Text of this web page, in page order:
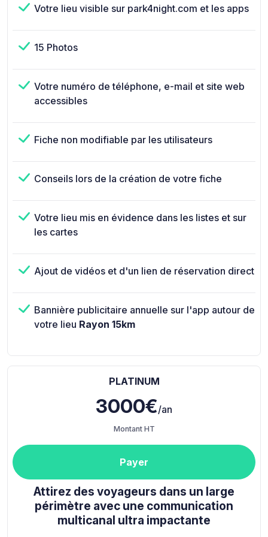
Votre lieu visible sur park4night.com et les apps
15 Photos
Votre numéro de téléphone, e-mail et site web
accessibles
Fiche non modifiable par les utilisateurs
Conseils lors de la création de votre fiche
Votre lieu mis en évidence dans les listes et sur
les cartes
Ajout de vidéos et d'un lien de réservation direct
Bannière publicitaire annuelle sur l'app autour de
votre lieu Rayon 15km
PLATINUM
3000€/an
Montant HT
Payer
Attirez des voyageurs dans un large
périmètre avec une communication
multicanal ultra impactante